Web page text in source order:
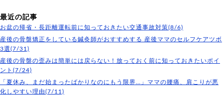
最近の記事
お盆の帰省・長距離運転前に知っておきたい交通事故対策(8/6)
産後の骨盤矯正をしている鍼灸師がおすすめする 産後ママのセルフケアツボ
3選(7/31)
産後の骨盤の歪みは簡単には戻らない！放っておく前に知っておきたいポイ
ント(7/24)
「夏休み、まだ始まったばかりなのにもう限界…」ママの腰痛、肩こりが悪
化しやすい理由(7/11)